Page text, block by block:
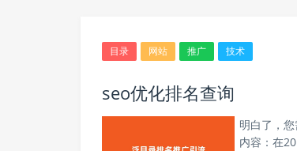
目录 网站 推广 技术
seo优化排名查询
明白了，
内容：在